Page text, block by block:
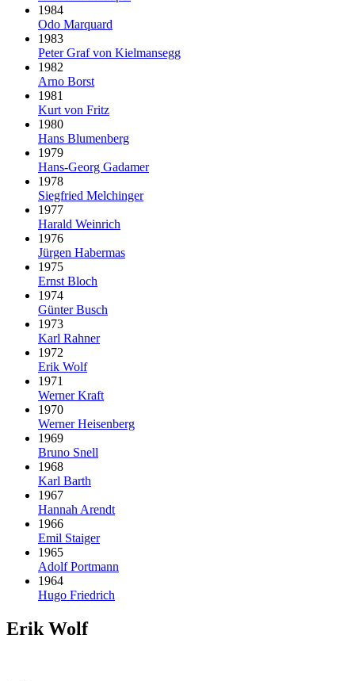
1984
Odo Marquard
1983
Peter Graf von Kielmansegg
1982
Arno Borst
1981
Kurt von Fritz
1980
Hans Blumenberg
1979
Hans-Georg Gadamer
1978
Siegfried Melchinger
1977
Harald Weinrich
1976
Jürgen Habermas
1975
Ernst Bloch
1974
Günter Busch
1973
Karl Rahner
1972
Erik Wolf
1971
Werner Kraft
1970
Werner Heisenberg
1969
Bruno Snell
1968
Karl Barth
1967
Hannah Arendt
1966
Emil Staiger
1965
Adolf Portmann
1964
Hugo Friedrich
Erik Wolf